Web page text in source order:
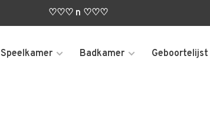
♡♡♡ n ♡♡♡
Speelkamer Badkamer Geboortelijst